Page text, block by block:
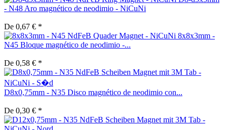
- N48 Aro magnético de neodimio - NiCuNi
De 0,67 € *
8x8x3mm -
N45 Bloque magnético de neodimio -...
De 0,58 € *
D8x0,75mm - N35 Disco magnético de neodimio con...
De 0,30 € *